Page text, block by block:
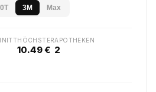
3M Max
HÖCHSTER
10.49 €
APOTHEKEN
2